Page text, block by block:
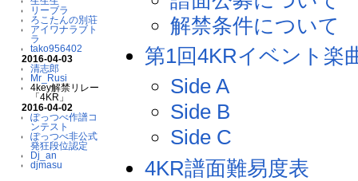
リーブラ
ろこたんの別荘
アイワナラブト
ラ
tako956402
2016-04-03
清志郎
Mr_Rusi
4key解禁リレー
「4KR」
2016-04-02
ぽっつべ作譜コ
ンテスト
ぽっつべ非公式
発狂段位認定
Dj_an
djmasu
解禁条件について
第1回4KRイベント楽
Side A
Side B
Side C
4KR譜面難易度表